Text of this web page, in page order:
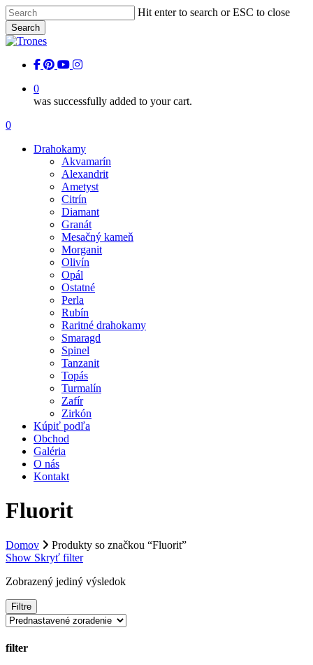
Skip
to
main
content
Hit enter to search or ESC to close
Search
Close
facebook
pinterest
youtubeinstagram
0
was successfully added to your cart.
Menu
0
Drahokamy
Akvamarín
Alexandrit
Ametyst
Citrín
Diamant
Granát
Mesačný kameň
Morganit
Olivín
Opál
Ostatné
Perla
Rubín
Raritné drahokamy
Smaragd
Spinel
Tanzanit
Topás
Turmalín
Zafír
Zirkón
Kúpiť podľa
Obchod
Galéria
O nás
Kontakt
Fluorit
Domov
Produkty so značkou “Fluorit”
Show Skryť filter
Zobrazený jediný výsledok
Filtre
filter